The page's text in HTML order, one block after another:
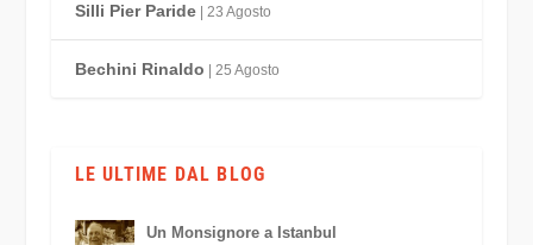
Silli Pier Paride| 23 Agosto
Bechini Rinaldo | 25 Agosto
LE ULTIME DAL BLOG
Un Monsignore a Istanbul